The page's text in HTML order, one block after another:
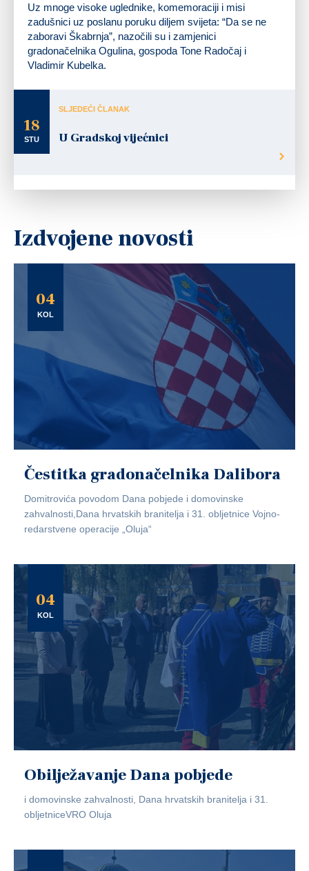
Uz mnoge visoke uglednike, komemoraciji i misi
zadušnici uz poslanu poruku diljem svijeta: “Da se ne
zaboravi Škabrnja”, nazočili su i zamjenici
gradonačelnika Ogulina, gospoda Tone Radočaj i
Vladimir Kubelka.
18
STU
SLJEDEĆI ČLANAK
U Gradskoj vijećnici
Izdvojene novosti
04
KOL
Čestitka gradonačelnika Dalibora
Domitrovića povodom Dana pobjede i domovinske
zahvalnosti,Dana hrvatskih branitelja i 31. obljetnice Vojno-
redarstvene operacije „Oluja“
04
KOL
Obilježavanje Dana pobjede
i domovinske zahvalnosti, Dana hrvatskih branitelja i 31.
obljetniceVRO Oluja